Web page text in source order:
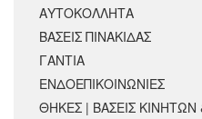
ΑΥΤΟΚΟΛΛΗΤΑ
ΒΑΣΕΙΣ ΠΙΝΑΚΙΔΑΣ
ΓΑΝΤΙΑ
ΕΝΔΟΕΠΙΚΟΙΝΩΝΙΕΣ
ΘΗΚΕΣ | ΒΑΣΕΙΣ ΚΙΝΗΤΩΝ